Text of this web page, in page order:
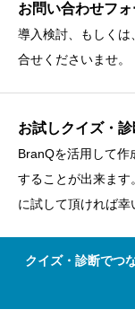
お問い合わせフォ
導入検討、もしくは
合せくださいませ。
お試しクイズ・診
BranQを活用して作
することが出来ま
に試して頂ければ幸
クイズ・診断でつ